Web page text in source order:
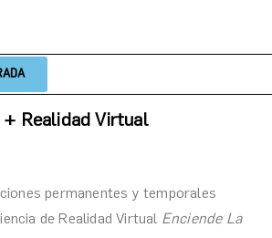
Realidad Virtual
permanentes y temporales
de Realidad Virtual Enciende La